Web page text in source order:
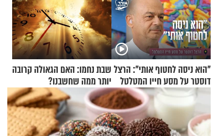
"הוא ניסה לחטוף אותי": הרצל
דוסטר על מסע חייו המטלטל
שבת נחמו: האם הגאולה קרובה
יותר ממה שחשבנו?